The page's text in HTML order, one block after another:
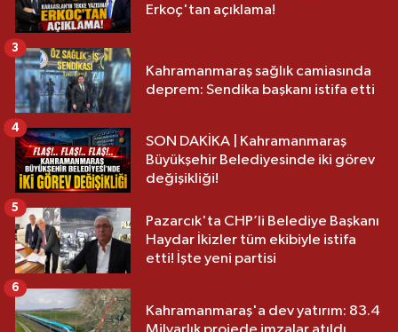
Erkoç'tan açıklama!
Kahramanmaraş sağlık camiasında
deprem: Sendika başkanı istifa etti
3
SON DAKİKA | Kahramanmaraş
Büyükşehir Belediyesinde iki görev
değişikliği!
4
Pazarcık'ta CHP’li Belediye Başkanı
Haydar İkizler tüm ekibiyle istifa
etti! İşte yeni partisi
5
Kahramanmaraş'a dev yatırım: 83.4
6